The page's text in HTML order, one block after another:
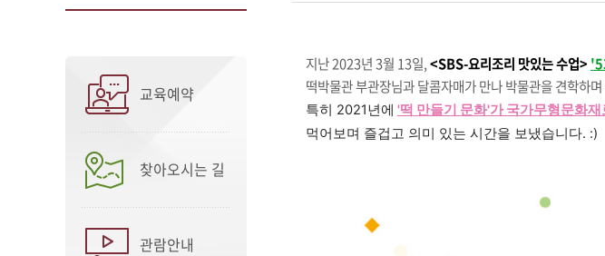
교육예약
찾아오시는 길
관람안내
지난 2023년 3월 13일,<SBS-요리조리 맛있는 수업>
떡박물관 부관장님과 달콤자매가 만나 박물관을 견학하
특히 2021년에 '떡 만들기 문화'가 국가무형문화재
먹어보며 즐겁고 의미 있는 시간을 보냈습니다. :)